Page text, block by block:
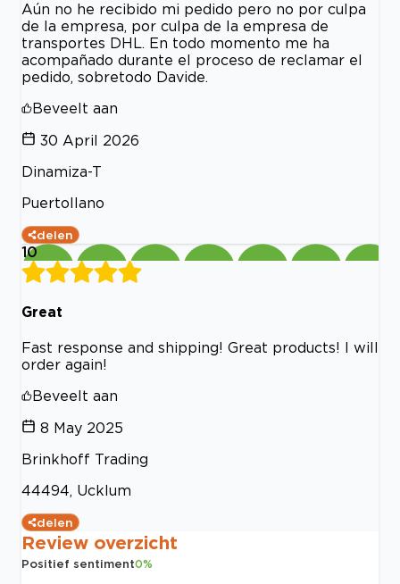
Aún no he recibido mi pedido pero no por culpa
de la empresa, por culpa de la empresa de
transportes DHL. En todo momento me ha
acompañado durante el proceso de reclamar el
pedido, sobretodo Davide.
Beveelt aan
30 April 2026
Dinamiza-T
Puertollano
delen
10
Great
Fast response and shipping! Great products! I will
order again!
Beveelt aan
8 May 2025
Brinkhoff Trading
44494, Ucklum
delen
Review overzicht
Positief sentiment0%